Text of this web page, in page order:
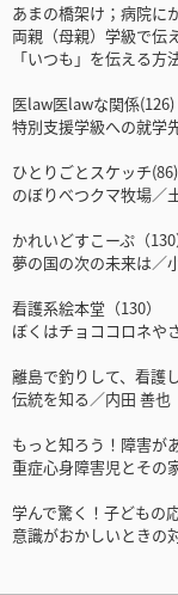
あまの橋架け；病院に
両親（母親）学級で伝
「いつも」を伝える方
医law医lawな関係(126)
特別支援学級への就学
ひとりごとスケッチ(86)
のぼりべつクマ牧場／
かれいどすこーぷ（130
夢の国の次の未来は／
看護系絵本堂（130）
ぼくはチョココロネや
離島で釣りして、看護
伝統を知る／内田 善也
もっと知ろう！障害が
重症心身障害児とその
学んで驚く！子どもの
意識がおかしいときの